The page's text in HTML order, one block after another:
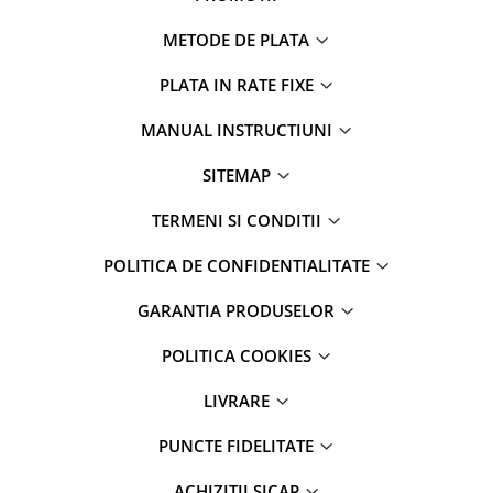
10 plasturi sterili pentru monturi, bataturi si basicile picioarelor,
METODE DE PLATA
PLATA IN RATE FIXE
MANUAL INSTRUCTIUNI
SITEMAP
TERMENI SI CONDITII
POLITICA DE CONFIDENTIALITATE
GARANTIA PRODUSELOR
POLITICA COOKIES
LIVRARE
PUNCTE FIDELITATE